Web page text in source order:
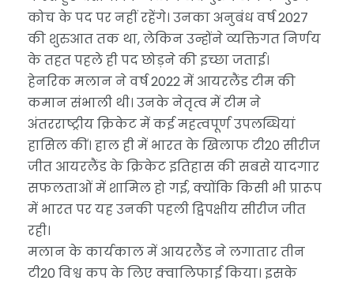
कोच के पद पर नहीं रहेंगे। उनका अनुबंध वर्ष 2027
की शुरुआत तक था, लेकिन उन्होंने व्यक्तिगत निर्णय
के तहत पहले ही पद छोड़ने की इच्छा जताई।
हेनरिक मलान ने वर्ष 2022 में आयरलैंड टीम की
कमान संभाली थी। उनके नेतृत्व में टीम ने
अंतरराष्ट्रीय क्रिकेट में कई महत्वपूर्ण उपलब्धियां
हासिल कीं। हाल ही में भारत के खिलाफ टी20 सीरीज
जीत आयरलैंड के क्रिकेट इतिहास की सबसे यादगार
सफलताओं में शामिल हो गई, क्योंकि किसी भी प्रारूप
में भारत पर यह उनकी पहली द्विपक्षीय सीरीज जीत
रही।
मलान के कार्यकाल में आयरलैंड ने लगातार तीन
टी20 विश्व कप के लिए क्वालिफाई किया। इसके